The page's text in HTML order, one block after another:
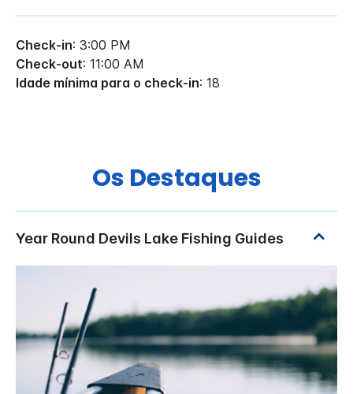
Check-in: 3:00 PM
Check-out: 11:00 AM
Idade mínima para o check-in: 18
Os Destaques